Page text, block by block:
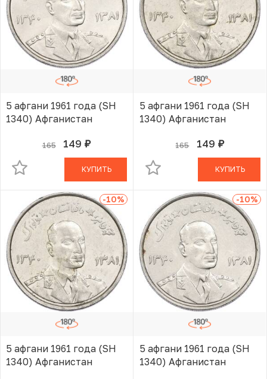
5 афгани 1961 года (SH
1340) Афганистан
165 149 руб.
В КОРЗИНЕ
КУПИТЬ
5 афгани 1961 года (SH
1340) Афганистан
165 149 руб.
В КОРЗИНЕ
КУПИТЬ
-10%
5 афгани 1961 года (SH
1340) Афганистан
-10%
5 афгани 1961 года (SH
1340) Афганистан